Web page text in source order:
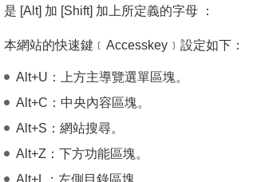
是 [Alt] 加 [Shift] 加上所定義的字母 ：
本網站的快速鍵﹝Accesskey﹞設定如下：
Alt+U：上方主導覽選單區塊。
Alt+C：中央內容區塊。
Alt+S：網站搜尋。
Alt+Z：下方功能區塊。
Alt+L：左側目錄區塊。